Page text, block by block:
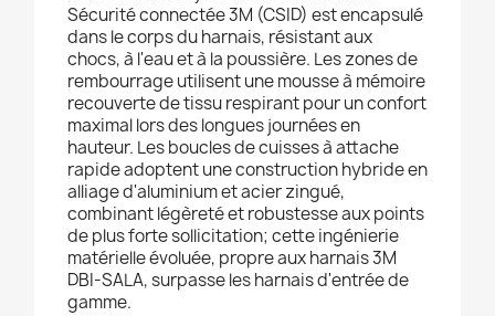
Sécurité connectée 3M (CSID) est encapsulé
dans le corps du harnais, résistant aux
chocs, à l'eau et à la poussière. Les zones de
rembourrage utilisent une mousse à mémoire
recouverte de tissu respirant pour un confort
maximal lors des longues journées en
hauteur. Les boucles de cuisses à attache
rapide adoptent une construction hybride en
alliage d'aluminium et acier zingué,
combinant légèreté et robustesse aux points
de plus forte sollicitation; cette ingénierie
matérielle évoluée, propre aux harnais 3M
DBI-SALA, surpasse les harnais d'entrée de
gamme.